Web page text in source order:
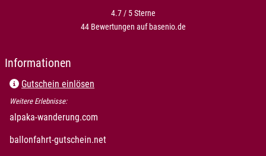
4.7 / 5Sterne
44 Bewertungen auf basenio.de
Informationen
Gutschein einlösen
Weitere Erlebnisse:
alpaka-wanderung.com
ballonfahrt-gutschein.netöffnet in neuem Fenster